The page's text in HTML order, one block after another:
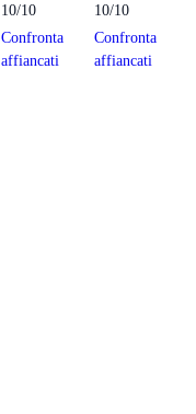
10/10
10/10
Confronta
affiancati
Confronta
affiancati